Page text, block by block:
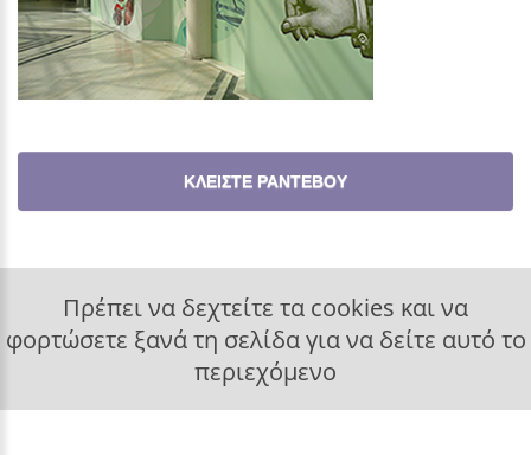
ΚΛΕΙΣΤΕ ΡΑΝΤΕΒΟΥ
Πρέπει να δεχτείτε τα cookies και να
φορτώσετε ξανά τη σελίδα για να δείτε αυτό το
περιεχόμενο